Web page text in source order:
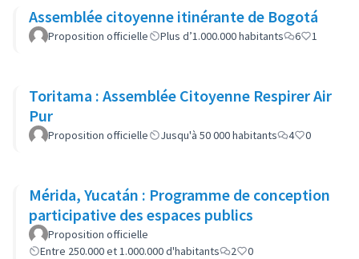
Assemblée citoyenne itinérante de Bogotá
Proposition officielle Plus d’1.000.000 habitants 6 1
Toritama : Assemblée Citoyenne Respirer Air
Pur
Proposition officielle Jusqu'à 50 000 habitants 4 0
Mérida, Yucatán : Programme de conception
participative des espaces publics
Proposition officielle
Entre 250.000 et 1.000.000 d'habitants
2 0